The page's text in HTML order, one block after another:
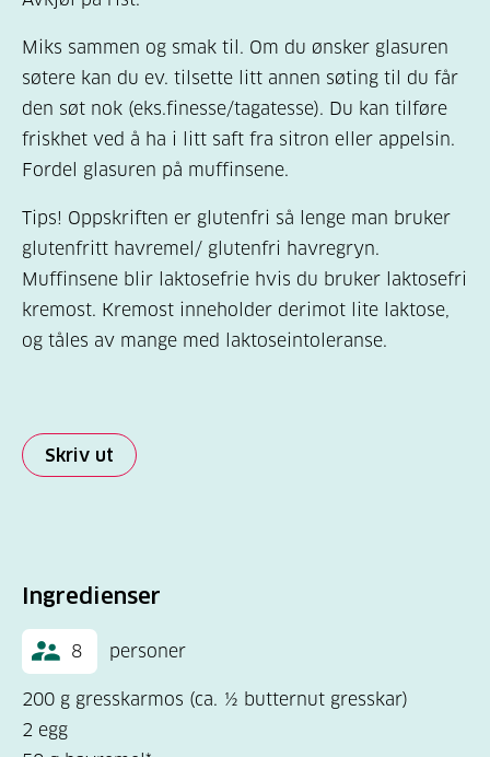
Miks sammen og smak til. Om du ønsker glasuren
søtere kan du ev. tilsette litt annen søting til du får
den søt nok (eks.finesse/tagatesse). Du kan tilføre
friskhet ved å ha i litt saft fra sitron eller appelsin.
Fordel glasuren på muffinsene.
Tips! Oppskriften er glutenfri så lenge man bruker
glutenfritt havremel/ glutenfri havregryn.
Muffinsene blir laktosefrie hvis du bruker laktosefri
kremost. Kremost inneholder derimot lite laktose,
og tåles av mange med laktoseintoleranse.
Skriv ut
Ingredienser
8 personer
200 g gresskarmos (ca. ½ butternut gresskar)
2 egg